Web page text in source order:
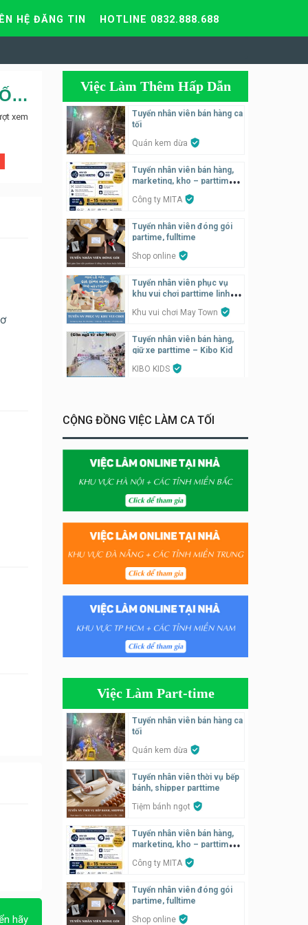
HỆ ĐĂNG TIN HOTLINE 0832.888.688
Tuyển nhân viên hành chính văn phòng cho công ty CP Địa Ốc HN
xem
hãy
Việc Làm Thêm Hấp Dẫn
Tuyển nhân viên bán hàng ca
tối
Quán kem dừa
Tuyển nhân viên bán hàng,
marketing, kho – parttime,
Công ty MITA
Tuyển nhân viên đóng gói
partime, fulltime
Shop online
Tuyển nhân viên phục vụ
khu vui chơi parttime linh
Khu vui chơi May Town
Tuyển nhân viên bán hàng,
giữ xe parttime – Kibo Kid
KIBO KIDS
Công ty
Tuyển nhân viên tiếp thực,
phục vụ bàn
Nhà hàng Phủi Quán
– hỗ trợ ăn ở
Quán bánh đa cua
Tuyển nhân viên bán hàng
GÀ GÔ FASTFOOD
Tuyển nhân viên bán hàng
parttime
tiệm trà sữa
TRÀ SỮA THÁI LAN
hàng tiệm bánh ngọt
Tuyển nhân viên pha chế,
phục vụ bàn
SNACK BAR NHẬT
Tuyển quản lý, kế toán ca,
bếp, bếp chính lương cao
Nhà hàng Phố Men Chill
CỘNG ĐỒNG VIỆC LÀM CA TỐI
Việc Làm Part-time
Tuyển nhân viên bán hàng ca
tối
Quán kem dừa
Tuyển nhân viên thời vụ bếp
bánh, shipper parttime
Tiệm bánh ngọt
Tuyển nhân viên bán hàng,
marketing, kho – parttime,
Công ty MITA
Tuyển nhân viên đóng gói
partime, fulltime
Shop online